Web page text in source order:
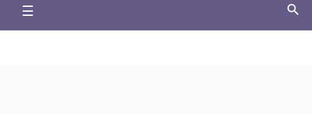
Basculer
☰ 